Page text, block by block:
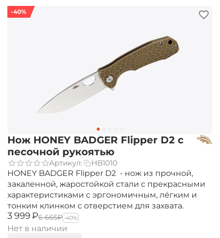
-40%
Нож HONEY BADGER Flipper D2 с
песочной рукоятью
Артикул:
HB1010
HONEY BADGER Flipper D2 - нож из прочной,
закаленной, жаростойкой стали c прекрасными
характеристиками с эргономичным, лёгким и
тонким клинком c отверстием для захвата.
‍3 999‍₽‍6 665‍₽ -40%
Нет в наличии